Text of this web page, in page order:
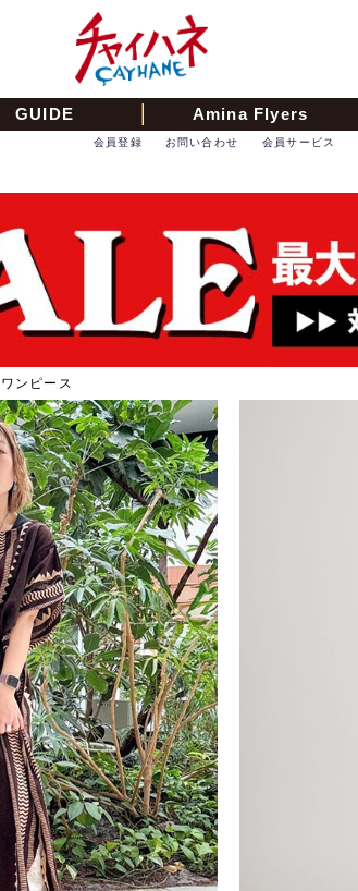
GUIDE Amina Flyers
会員サービス
お問い合わせ
会員登録
ワンピース